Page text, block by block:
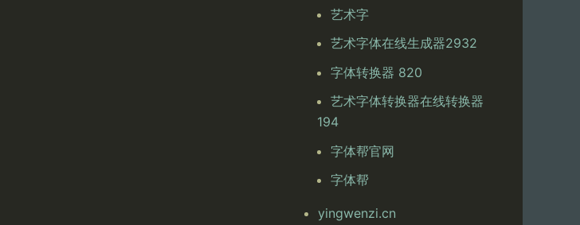
艺术字
艺术字体在线生成器2932
字体转换器 820
艺术字体转换器在线转换器
194
字体帮官网
字体帮
yingwenzi.cn